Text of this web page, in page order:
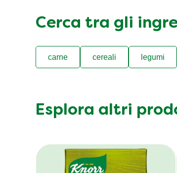
Cerca tra gli
carne cereali legumi
Esplora altri